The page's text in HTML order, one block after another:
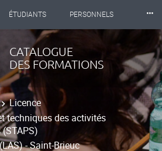
ÉTUDIANTS PERSONNELS
BIBLIOTHÈQUES
2
⸱⸱⸱
CATALOGUE
DES FORMATIONS
Licence
techniques des activités
- Saint-Brieuc